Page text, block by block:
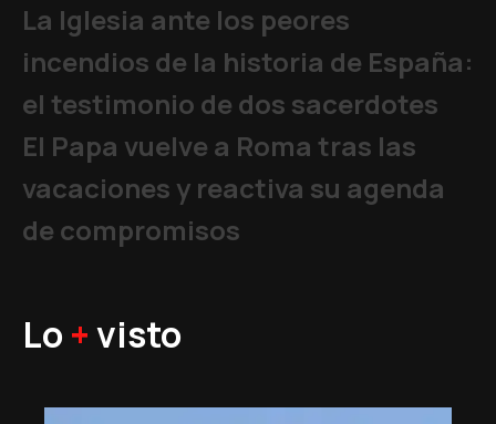
La Iglesia ante los peores
incendios de la historia de España:
el testimonio de dos sacerdotes
El Papa vuelve a Roma tras las
vacaciones y reactiva su agenda
de compromisos
Lo +visto